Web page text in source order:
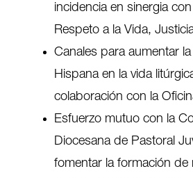
incidencia en sinergia
Respeto a la Vida,
Canales para aumentar
Hispana en la vida
colaboración con la
Esfuerzo mutuo con la
Diocesana de Pastoral
fomentar la formación de